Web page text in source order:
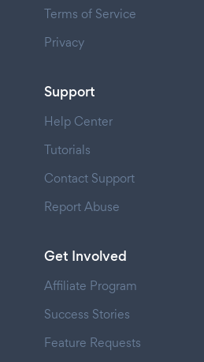
Terms of Service
Privacy
Support
Help Center
Tutorials
Contact Support
Report Abuse
Get Involved
Affiliate Program
Success Stories
Feature Requests